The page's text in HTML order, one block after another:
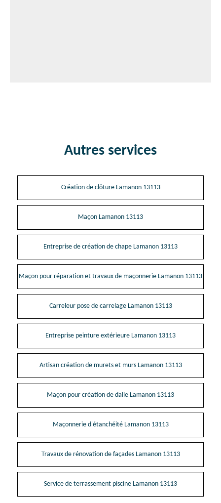
Autres services
Création de clôture Lamanon 13113
Maçon Lamanon 13113
Entreprise de création de chape Lamanon 13113
Maçon pour réparation et travaux de maçonnerie Lamanon 13113
Carreleur pose de carrelage Lamanon 13113
Entreprise peinture extérieure Lamanon 13113
Artisan création de murets et murs Lamanon 13113
Maçon pour création de dalle Lamanon 13113
Maçonnerie d'étanchéité Lamanon 13113
Travaux de rénovation de façades Lamanon 13113
Service de terrassement piscine Lamanon 13113